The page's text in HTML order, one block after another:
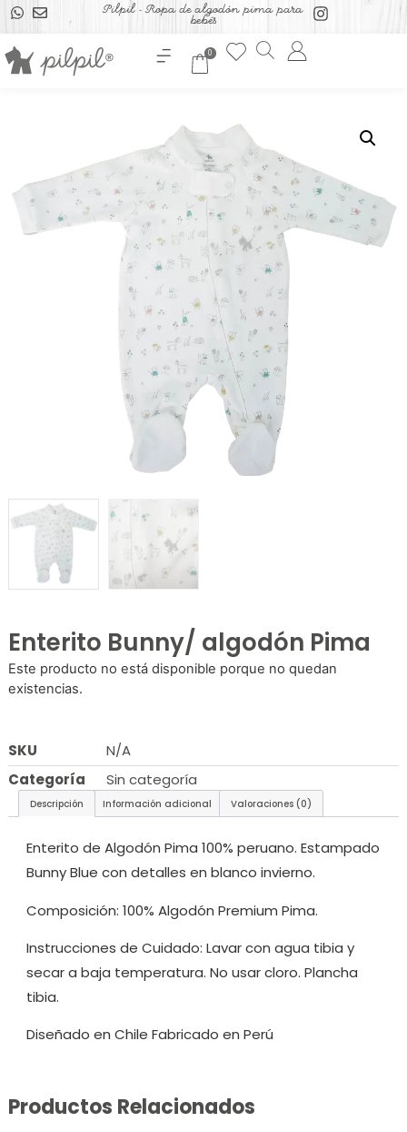
Pilpil - Ropa de algodón pima para
bebés
0
Enterito Bunny/ algodón Pima
Este producto no está disponible porque no quedan
existencias.
SKU
N/A
Categoría
Sin categoría
Descripción Información adicional Valoraciones (0)
Enterito de Algodón Pima 100% peruano. Estampado
Bunny Blue con detalles en blanco invierno.
Composición: 100% Algodón Premium Pima.
Instrucciones de Cuidado: Lavar con agua tibia y
secar a baja temperatura. No usar cloro. Plancha
tibia.
Diseñado en Chile Fabricado en Perú
Productos Relacionados